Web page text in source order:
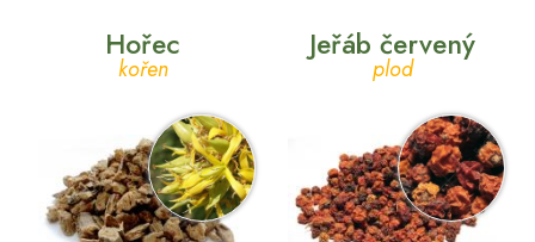
Hořec
kořen
Jeřáb červený
plod